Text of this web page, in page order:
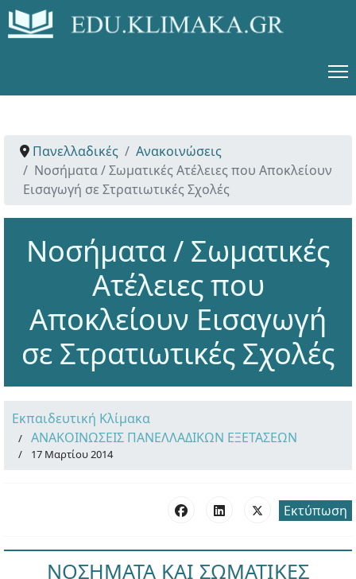
Πανελλαδικές
Ανακοινώσεις
Νοσήματα / Σωματικές Ατέλειες που Αποκλείουν
Εισαγωγή σε Στρατιωτικές Σχολές
Νοσήματα / Σωματικές
Ατέλειες που
Αποκλείουν Εισαγωγή
σε Στρατιωτικές Σχολές
Εκπαιδευτική Κλίμακα
ΑΝΑΚΟΙΝΩΣΕΙΣ ΠΑΝΕΛΛΑΔΙΚΩΝ ΕΞΕΤΑΣΕΩΝ
17 Μαρτίου 2014
Εκτύπωση
ΝΟΣΗΜΑΤΑ ΚΑΙ ΣΩΜΑΤΙΚΕΣ